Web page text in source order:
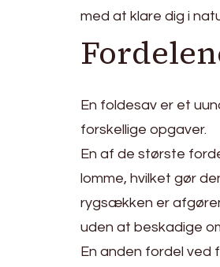
med at klare dig i
En foldesav er et
forskellige opgaver.
En af de største
lomme, hvilket gør
rygsækken er
uden at beskadige
En anden fordel ved